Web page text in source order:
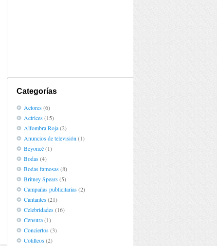
Categorías
Actores(6)
Actrices(15)
Alfombra Roja(2)
Anuncios de televisión (1)
Beyoncé(1)
Bodas(4)
Bodas famosas(8)
Britney Spears(5)
Campañas publicitarias(2)
Cantantes(21)
Celebridades(16)
Censura(1)
Conciertos(3)
Cotilleos(2)